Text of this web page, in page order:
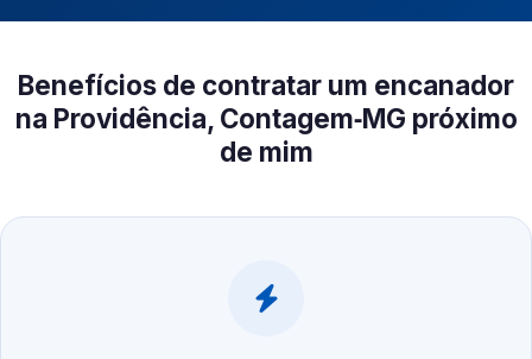
Benefícios de contratar um encanador
na Providência, Contagem‑MG próximo
de mim